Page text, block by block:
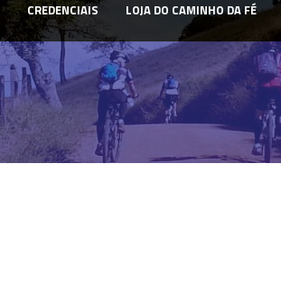
CREDENCIAIS LOJA DO CAMINHO DA FÉ